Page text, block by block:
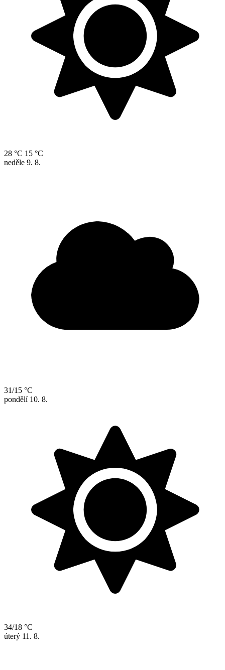
28 °C 15 °C
neděle 9. 8.
31/15 °C
pondělí 10. 8.
34/18 °C
úterý 11. 8.